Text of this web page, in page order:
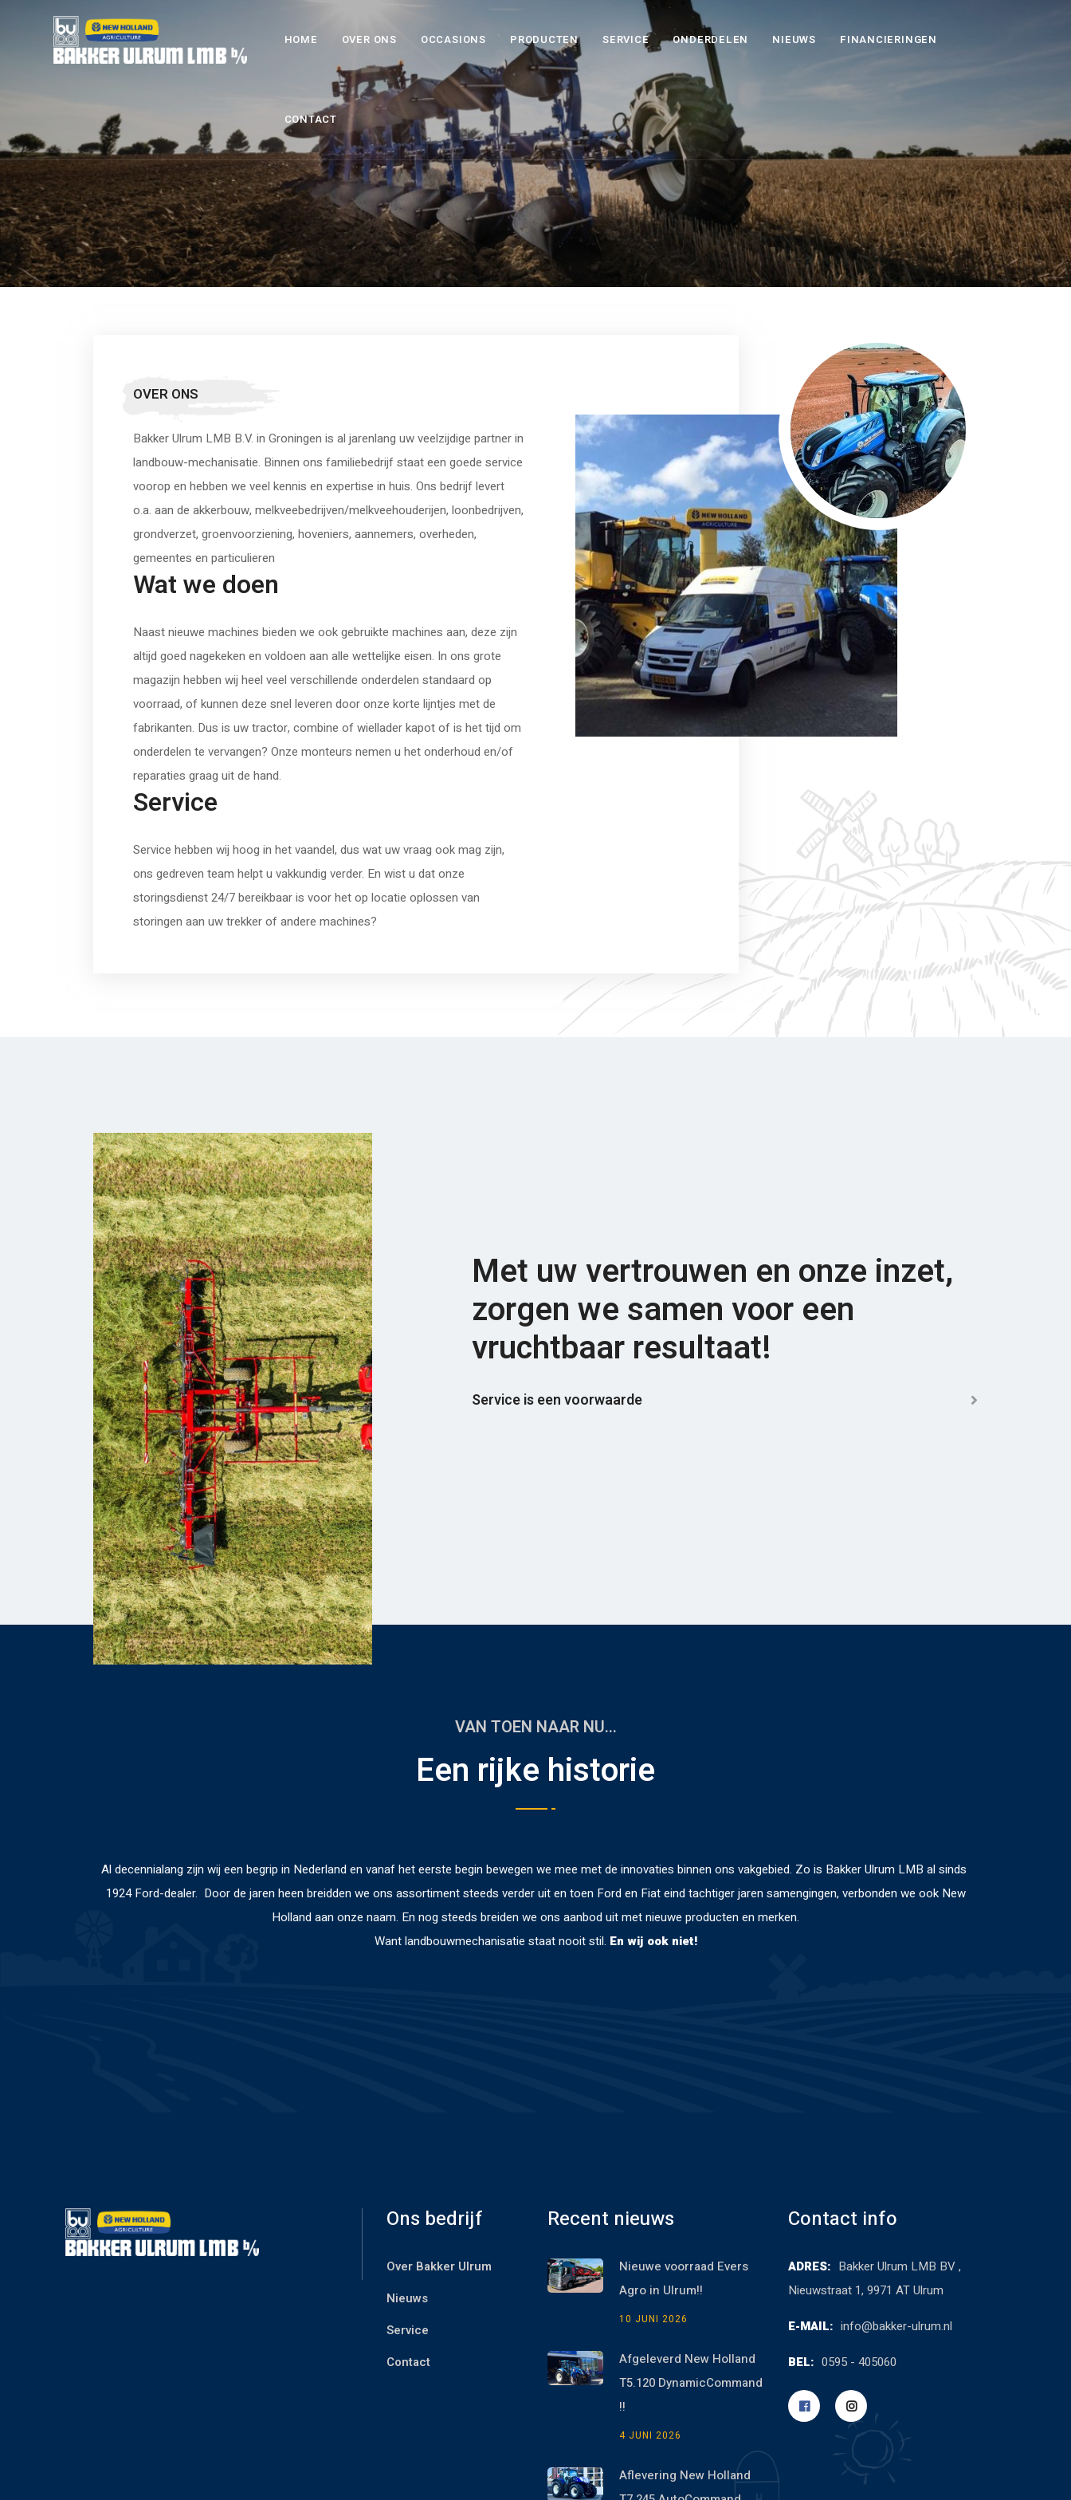
HOME OVER ONS OCCASIONS PRODUCTEN SERVICE ONDERDELEN NIEUWS FINANCIERINGEN
CONTACT
OVER ONS
Bakker Ulrum LMB B.V. in Groningen is al jarenlang uw veelzijdige partner in
landbouw-mechanisatie. Binnen ons familiebedrijf staat een goede service
voorop en hebben we veel kennis en expertise in huis. Ons bedrijf levert
o.a. aan de akkerbouw, melkveebedrijven/melkveehouderijen, loonbedrijven,
grondverzet, groenvoorziening, hoveniers, aannemers, overheden,
gemeentes en particulieren
Wat we doen
Naast nieuwe machines bieden we ook gebruikte machines aan, deze zijn
altijd goed nagekeken en voldoen aan alle wettelijke eisen. In ons grote
magazijn hebben wij heel veel verschillende onderdelen standaard op
voorraad, of kunnen deze snel leveren door onze korte lijntjes met de
fabrikanten. Dus is uw tractor, combine of wiellader kapot of is het tijd om
onderdelen te vervangen? Onze monteurs nemen u het onderhoud en/of
reparaties graag uit de hand.
Service
Service hebben wij hoog in het vaandel, dus wat uw vraag ook mag zijn,
ons gedreven team helpt u vakkundig verder. En wist u dat onze
storingsdienst 24/7 bereikbaar is voor het op locatie oplossen van
storingen aan uw trekker of andere machines?
Met uw vertrouwen en onze inzet,
zorgen we samen voor een
vruchtbaar resultaat!
Service is een voorwaarde
VAN TOEN NAAR NU...
Een rijke historie
Al decennialang zijn wij een begrip in Nederland en vanaf het eerste begin bewegen we mee met de innovaties binnen ons vakgebied. Zo is Bakker Ulrum LMB al sinds
1924 Ford-dealer. Door de jaren heen breidden we ons assortiment steeds verder uit en toen Ford en Fiat eind tachtiger jaren samengingen, verbonden we ook New
Holland aan onze naam. En nog steeds breiden we ons aanbod uit met nieuwe producten en merken.
Want landbouwmechanisatie staat nooit stil. En wij ook niet!
Ons bedrijf
Over Bakker Ulrum
Nieuws
Service
Contact
Recent nieuws
Nieuwe voorraad Evers
Agro in Ulrum!!
10 JUNI 2026
Afgeleverd New Holland
T5.120 DynamicCommand
!!
4 JUNI 2026
Aflevering New Holland
Contact info
ADRES: Bakker Ulrum LMB BV ,
Nieuwstraat 1, 9971 AT Ulrum
E-MAIL: info@bakker-ulrum.nl
BEL: 0595 - 405060